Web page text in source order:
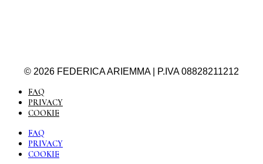
© 2026 FEDERICA ARIEMMA | P.IVA 08828211212
FAQ
PRIVACY
COOKIE
FAQ
PRIVACY
COOKIE